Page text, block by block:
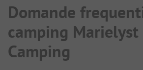
Domande
camping Marielyst
Camping